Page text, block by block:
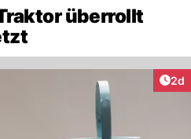
überrollt
2d